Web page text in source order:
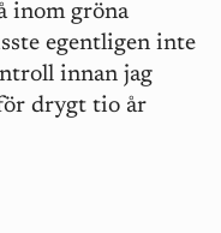
inom gröna
egentligen inte
innan jag
drygt tio år